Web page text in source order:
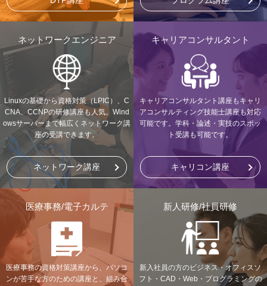
ネットワークエンジニア
Linuxの基礎から資格対策（LPIC）、C
CNA、CCNPの研修講座も人気。Wind
owsサーバーまで幅広くネットワーク講
座の受講できます。
ネットワーク講座
キャリアコンサルタント
キャリアコンサルタント講座もキャリ
アコンサルティング技能士講座も対応
可能です。学科・論述・実技のスポッ
ト受講も可能です。
キャリコン講座
医療事務/電子カルテ
医療事務の資格対策講座から、パソコ
ンが苦手な方のための講座と、組み合
新人研修/社員研修
新入社員の方のビジネス・オフィスソ
フト・CAD・Web・プログラミングの